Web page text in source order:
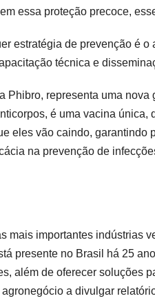
essa proteção precoce,
estratégia de prevenção é
técnica e
Phibro, representa uma
é uma vacina
eles vão caindo, garantindo
na prevenção de
mais importantes indústrias
presente no Brasil há 25
além de oferecer soluções
a divulgar